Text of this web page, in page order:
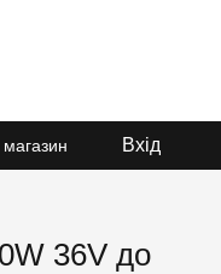
магазин Вхід
36V до